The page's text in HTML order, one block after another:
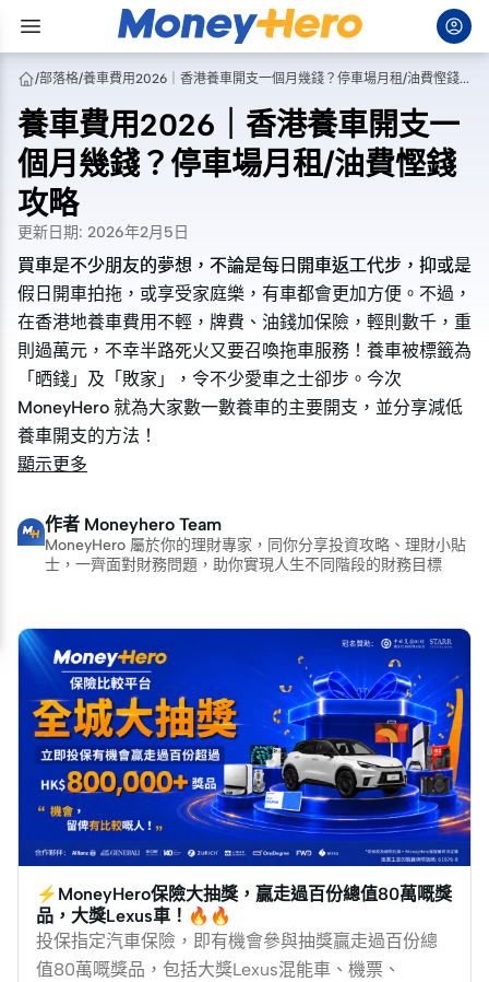
/部落格/ 養車費用2026｜香港養車開支一個月幾錢？停車場月租/油費慳錢攻略
養車費用2026｜香港養車開支一
個月幾錢？停車場月租/油費慳錢
攻略
更新日期: 2026年2月5日
買車是不少朋友的夢想，不論是每日開車返工代步，抑或是
假日開車拍拖，或享受家庭樂，有車都會更加方便。不過，
在香港地養車費用不輕，牌費、油錢加保險，輕則數千，重
則過萬元，不幸半路死火又要召喚拖車服務！養車被標籤為
「晒錢」及「敗家」，令不少愛車之士卻步。今次
MoneyHero 就為大家數一數養車的主要開支，並分享減低
養車開支的方法！
買車是不少朋友的夢想，不論是每日開車返工代步，抑或是
假日開車拍拖，或享受家庭樂，有車都會更加方便。不過，
在香港地養車費用不輕，牌費、油錢加保險，輕則數千，重
則過萬元，不幸半路死火又要召喚拖車服務！養車被標籤為
「晒錢」及「敗家」，令不少愛車之士卻步。今次
MoneyHero 就為大家數一數養車的主要開支，並分享減低
養車開支的方法！
顯示更多
作者 Moneyhero Team
MoneyHero 屬於你的理財專家，同你分享投資攻略、理財小貼
士，一齊面對財務問題，助你實現人生不同階段的財務目標
⚡MoneyHero保險大抽獎，贏走過百份總值80萬嘅獎
品，大獎Lexus車！🔥🔥
投保指定汽車保險，即有機會參與抽獎贏走過百份總
值80萬嘅獎品，包括大獎Lexus混能車、機票、